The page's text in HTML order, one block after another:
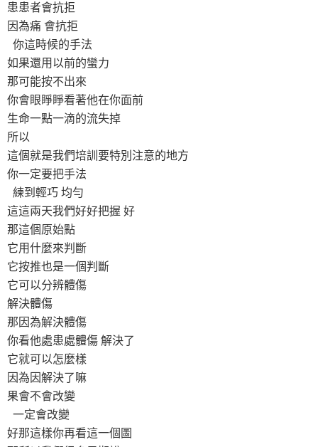
患患者會抗拒
因為痛 會抗拒
你這時候的手法
如果還用以前的蠻力
那可能按不出來
你會眼睜睜看著他在你面前
生命一點一滴的流失掉
所以
這個就是我們培訓要特別注意的地方
你一定要把手法
練到輕巧 均勻
這這兩天我們好好把握 好
那這個原始點
它用什麼來判斷
它按推也是一個判斷
它可以分辨體傷
解決體傷
那因為解決體傷
你看他處患處體傷 解決了
它就可以怎麼樣
因為因解決了嘛
果會不會改變
一定會改變
好那這樣你再看這一個圖